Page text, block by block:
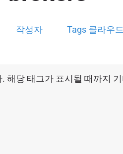
작성자 Tags 클라우드